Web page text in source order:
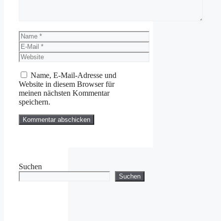
Name
E-
Mail
Website
Name, E-Mail-Adresse und
Website in diesem Browser für
meinen nächsten Kommentar
speichern.
Suchen
Suchen